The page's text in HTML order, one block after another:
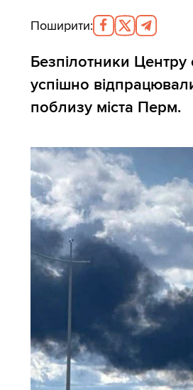
Поширити:
Безпілотники
успішно
поблизу міста Перм.